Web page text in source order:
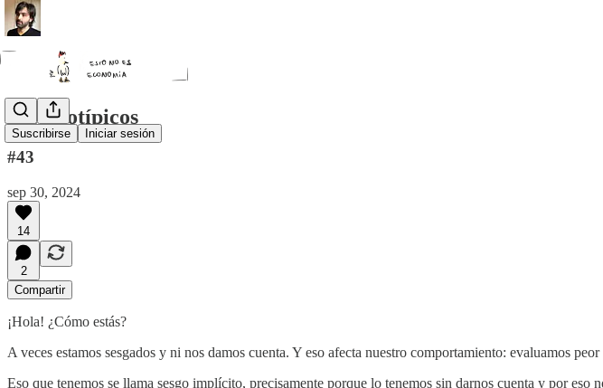
Suscribirse Iniciar sesión
Estereotípicos
#43
sep 30, 2024
14
2
Compartir
¡Hola! ¿Cómo estás?
A veces estamos sesgados y ni nos damos cuenta. Y eso afecta nuestro comportamiento: evaluamos
Eso que tenemos se llama sesgo implícito, precisamente porque lo tenemos sin darnos cuenta y por